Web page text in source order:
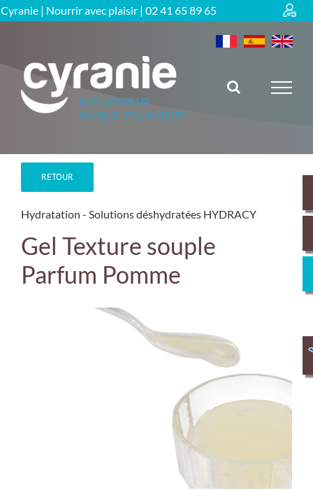
Passer
au
Cyranie | Nourrir avec plaisir | 02 41 65 89 65
Gel Texture souple
Parfum Pomme
RETOUR
Hydratation Solutions déshydratées HYDRACY